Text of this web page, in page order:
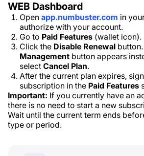
WEB Dashboard
Open app.numbuster.com in
authorize with your account.
Go to Paid Features (wallet icon).
Click the Disable Renewal
Management button appears
select Cancel Plan.
After the current plan expires,
subscription in the Paid Features
Important: If you currently have an
there is no need to start a new
Wait until the current term ends
type or period.